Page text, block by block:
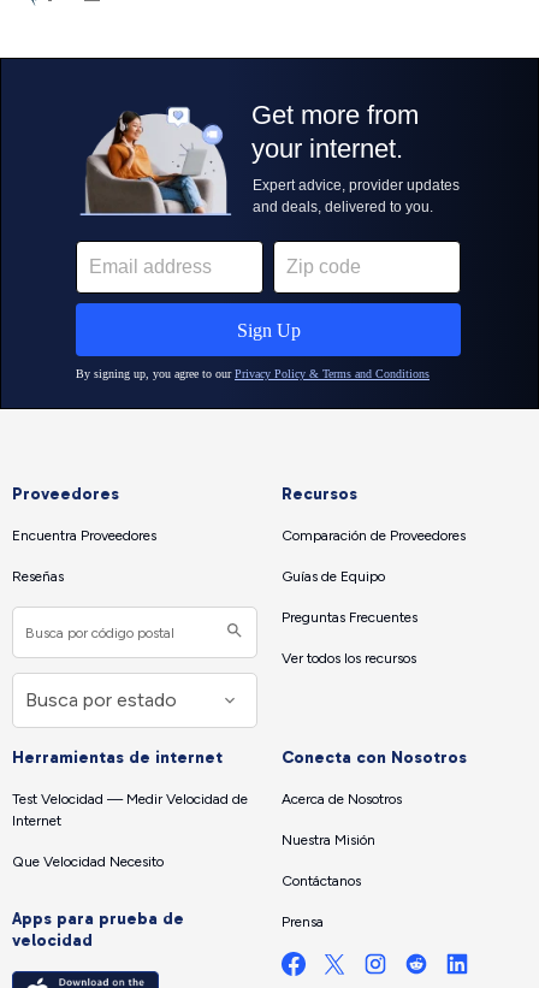
Proveedores
Encuentra Proveedores
Reseñas
Recursos
Comparación de Proveedores
Guías de Equipo
Preguntas Frecuentes
Ver todos los recursos
Herramientas de internet
Test Velocidad — Medir Velocidad de
Internet
Que Velocidad Necesito
Apps para prueba de
velocidad
Conecta con Nosotros
Acerca de Nosotros
Nuestra Misión
Contáctanos
Prensa